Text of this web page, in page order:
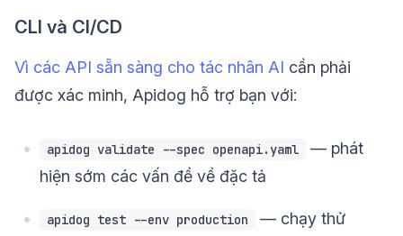
CLI và CI/CD
Vì các API sẵn sàng cho tác nhân AI cần phải
được xác minh, Apidog hỗ trợ bạn với:
apidog validate --spec openapi.yaml
— phát
hiện sớm các vấn đề về đặc tả
apidog test --env production
— chạy thử